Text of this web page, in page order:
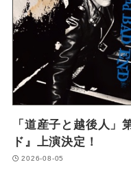
「道産子と越後人」
ド』上演決定！
2026-08-05